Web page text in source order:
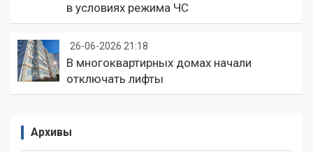
в условиях режима ЧС
26-06-2026 21:18
В многоквартирных домах начали
отключать лифты
Архивы